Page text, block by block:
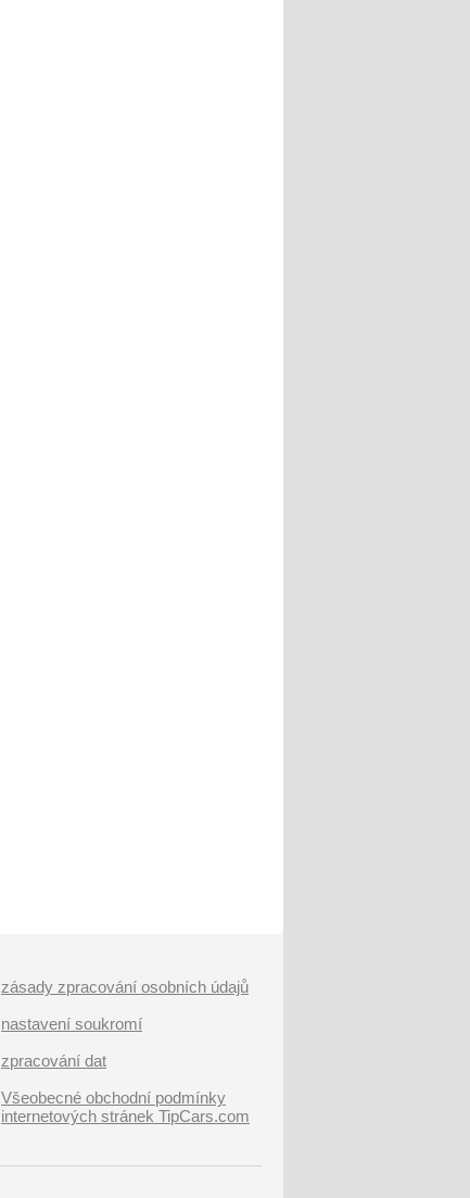
zásady zpracování osobních údajů
nastavení soukromí
zpracování dat
Všeobecné obchodní podmínky
internetových stránek TipCars.com